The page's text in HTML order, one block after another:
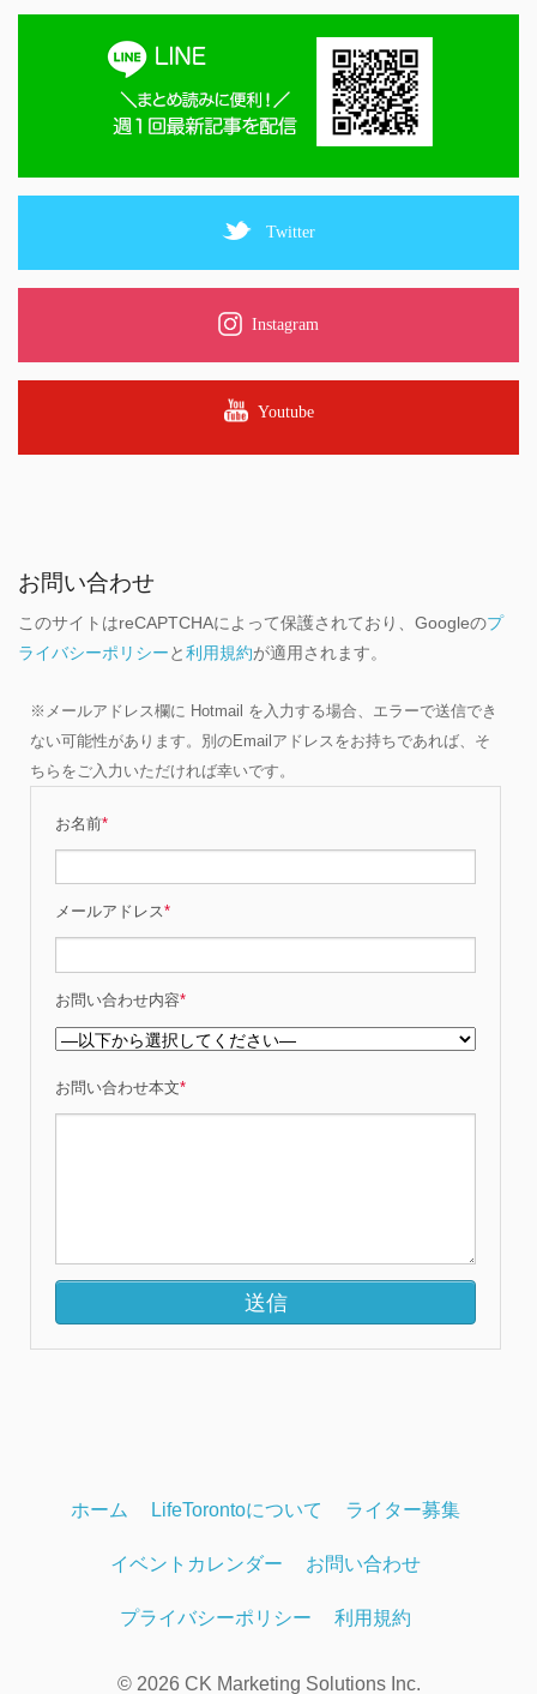
Twitter
Instagram
Youtube
お問い合わせ
このサイトはreCAPTCHAによって保護されており、Googleのプ
ライバシーポリシーと利用規約が適用されます。
※メールアドレス欄に Hotmail を入力する場合、エラーで送信でき
ない可能性があります。別のEmailアドレスをお持ちであれば、そ
ちらをご入力いただければ幸いです。
お名前*
メールアドレス*
お問い合わせ内容*
お問い合わせ本文*
ホーム LifeTorontoについて ライター募集
イベントカレンダー お問い合わせ
プライバシーポリシー 利用規約
© 2026 CK Marketing Solutions Inc.